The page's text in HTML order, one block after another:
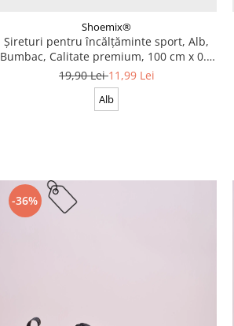
Shoemix®
Șireturi pentru încălțăminte sport, Alb,
Bumbac, Calitate premium, 100 cm x 0.8
cm
19,90 Lei11,99 Lei
Alb
-36%